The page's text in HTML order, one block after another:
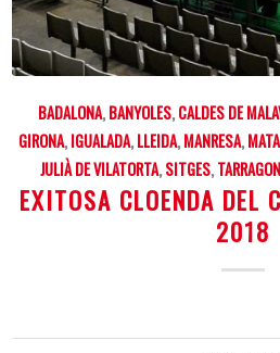
BADALONA,BANYOLES,CALDES DE
GIRONA,IGUALADA,LLEIDA,MANRESA,
JULIÀ DE VILATORTA,SITGES,
EXITOSA CLOENDA DEL
2018